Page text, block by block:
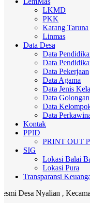
LKMD
PKK
Karang Taruna
Linmas
Data Desa
Data
Data
Data Pekerjaan
Data Agama
Data Jenis
Data
Data
Data
Kontak
PPID
PRINT OUT
SIG
Lokasi Balai
Lokasi Pura
Transparansi
Nyalian , Kecamatan